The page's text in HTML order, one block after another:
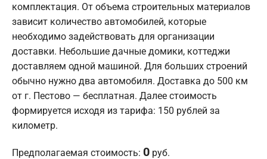
комплектация. От объема строительных материалов
зависит количество автомобилей, которые
необходимо задействовать для организации
доставки. Небольшие дачные домики, коттеджи
доставляем одной машиной. Для больших строений
обычно нужно два автомобиля. Доставка до 500 км
от г. Пестово — бесплатная. Далее стоимость
формируется исходя из тарифа: 150 рублей за
километр.
Предполагаемая стоимость: 0 руб.